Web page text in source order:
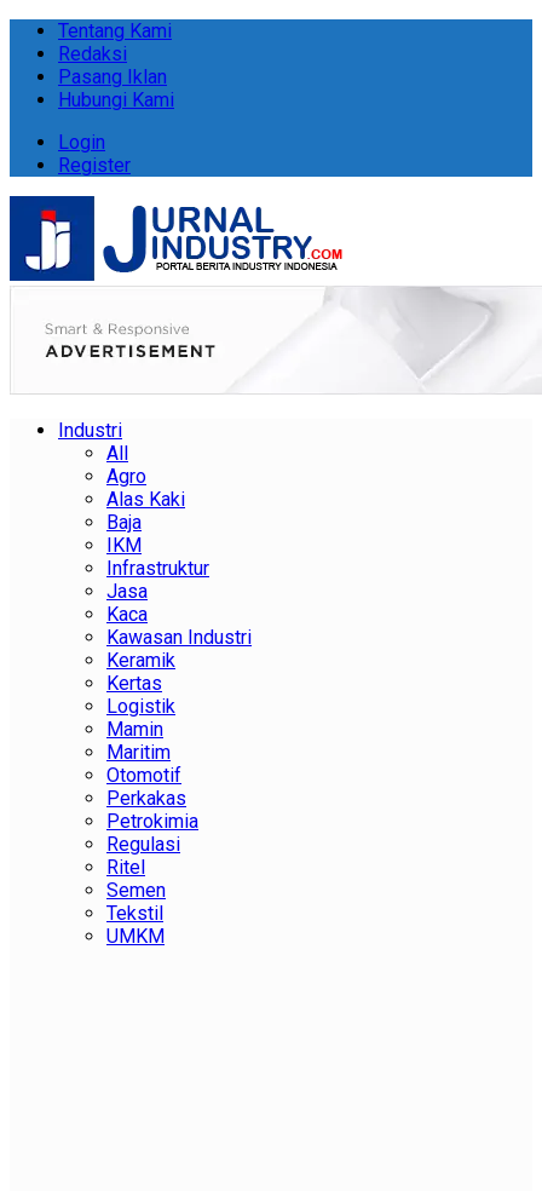
Tentang Kami
Redaksi
Pasang Iklan
Hubungi Kami
Login
Register
Industri
All
Agro
Alas Kaki
Baja
IKM
Infrastruktur
Jasa
Kaca
Kawasan Industri
Keramik
Kertas
Logistik
Mamin
Maritim
Otomotif
Perkakas
Petrokimia
Regulasi
Ritel
Semen
Tekstil
UMKM